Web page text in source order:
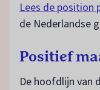
Lees de position
de Nederlandse
Positief
De hoofdlijn van